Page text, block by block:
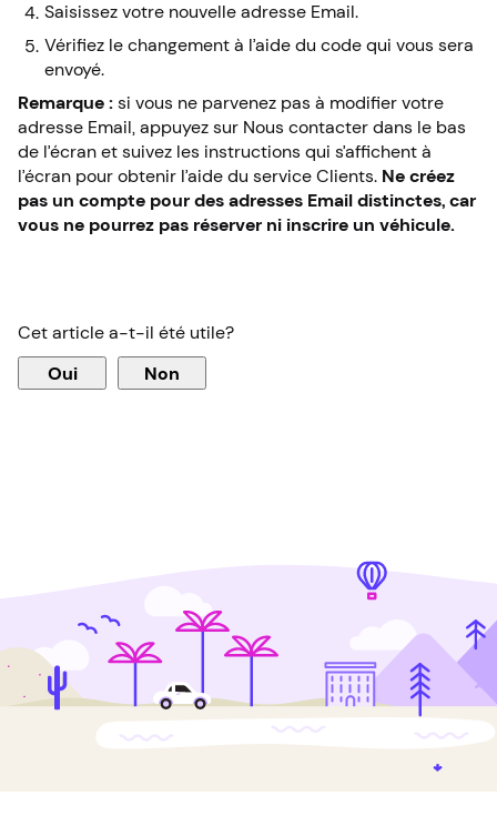
Saisissez votre nouvelle adresse Email.
Vérifiez le changement à l’aide du code qui vous sera
envoyé.
Remarque : si vous ne parvenez pas à modifier votre
adresse Email, appuyez sur Nous contacter dans le bas
de l’écran et suivez les instructions qui s’affichent à
l’écran pour obtenir l’aide du service Clients. Ne créez
pas un compte pour des adresses Email distinctes, car
vous ne pourrez pas réserver ni inscrire un véhicule.
Cet article a-t-il été utile?
Oui Non